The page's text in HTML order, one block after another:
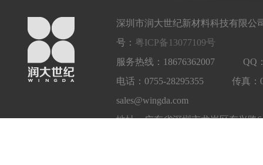
深圳市润大世纪新材料科技有限
号： 粤ICP备13077109号
服务热线：18676362007 QQ
电话：0755-28295355 传真
sales@wingda.com
地址：广东省深圳市龙岗区东兴路